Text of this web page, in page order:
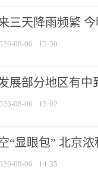
三天降雨频繁
08-06 15:50
展部分地区有中
08-06 15:02
“显眼包” 北京
08-06 14:35